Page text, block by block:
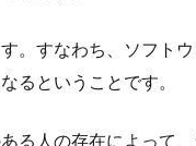
。すなわち、ソフト
るということです。
る人の存在によって